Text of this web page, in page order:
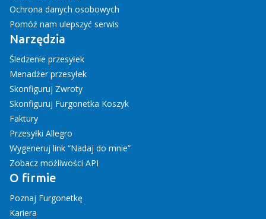
Ochrona danych osobowych
Pomóż nam ulepszyć serwis
Narzędzia
Śledzenie przesyłek
Menadżer przesyłek
Skonfiguruj Zwroty
Skonfiguruj Furgonetka Koszyk
Faktury
Przesyłki Allegro
Wygeneruj link “Nadaj do mnie”
Zobacz możliwości API
O firmie
Poznaj Furgonetkę
Kariera